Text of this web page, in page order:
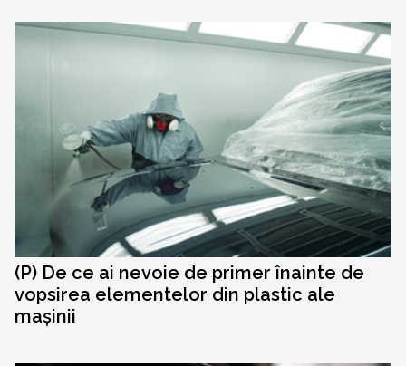
(P) De ce ai nevoie de primer înainte de
vopsirea elementelor din plastic ale
mașinii